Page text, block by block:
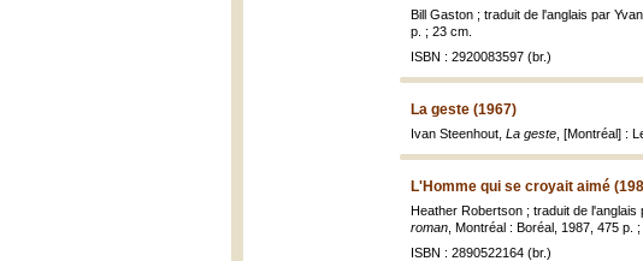
Bill Gaston ; traduit de l'anglais par
p. ; 23 cm.
ISBN : 2920083597 (br.)
La geste (1967)
Ivan Steenhout, La geste , [Montréal] :
L'Homme qui se croyait aimé
Heather Robertson ; traduit de l'anglais
roman , Montréal : Boréal, 1987, 475 p. ;
ISBN : 2890522164 (br.)